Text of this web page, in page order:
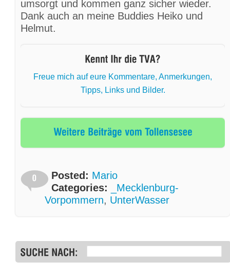
umsorgt und kommen ganz sicher wieder.
Dank auch an meine Buddies Heiko und
Helmut.
Freue mich auf eure Kommentare, Anmerkungen,
Tipps, Links und Bilder.
Posted: Mario
Categories:
_Mecklenburg-
Vorpommern, UnterWasser